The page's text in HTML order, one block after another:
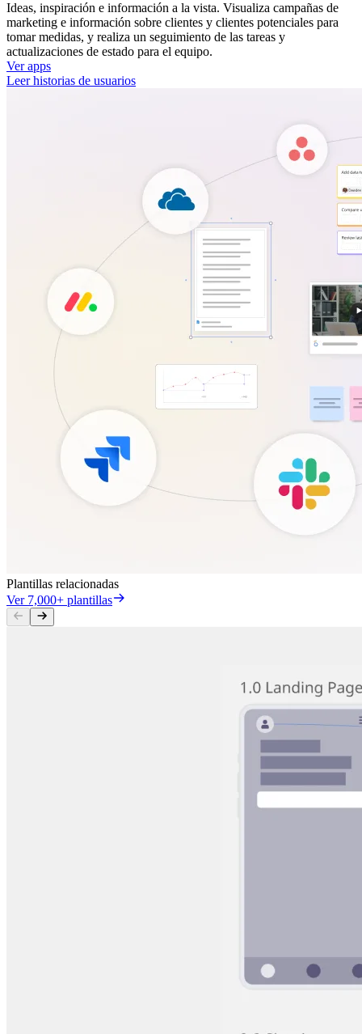
Ideas, inspiración e información a la vista. Visualiza campañas de
marketing e información sobre clientes y clientes potenciales para
tomar medidas, y realiza un seguimiento de las tareas y
actualizaciones de estado para el equipo.
Ver apps
Leer historias de usuarios
Plantillas relacionadas
Ver 7,000+ plantillas